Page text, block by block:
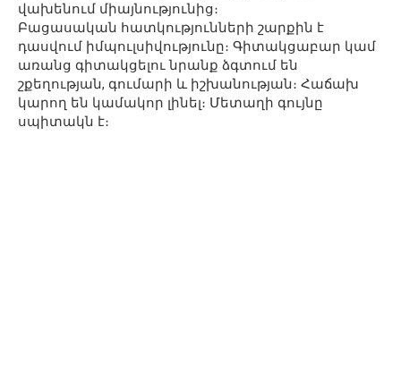
վախենում միայնությունից։
Բացասական հատկությունների շարքին է
դասվում իմպուլսիվությունը։ Գիտակցաբար կամ
առանց գիտակցելու նրանք ձգտում են
շքեղության, գումարի և իշխանության։ Հաճախ
կարող են կամակոր լինել։ Մետաղի գույնը
սպիտակն է։